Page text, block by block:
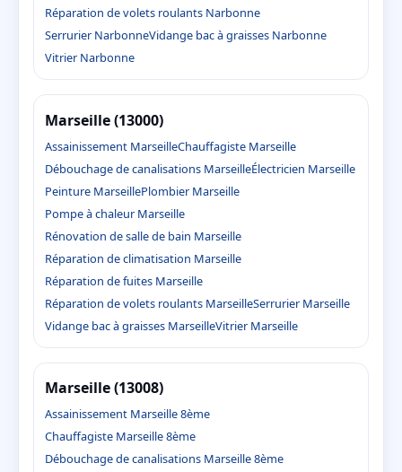
Réparation de volets roulants Narbonne
Serrurier NarbonneVidange bac à graisses Narbonne
Vitrier Narbonne
Marseille (13000)
Assainissement MarseilleChauffagiste Marseille
Débouchage de canalisations MarseilleÉlectricien Marseille
Peinture MarseillePlombier Marseille
Pompe à chaleur Marseille
Rénovation de salle de bain Marseille
Réparation de climatisation Marseille
Réparation de fuites Marseille
Réparation de volets roulants MarseilleSerrurier Marseille
Vidange bac à graisses MarseilleVitrier Marseille
Marseille (13008)
Assainissement Marseille 8ème
Chauffagiste Marseille 8ème
Débouchage de canalisations Marseille 8ème